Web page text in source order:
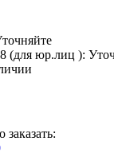
(для юр.лиц ):